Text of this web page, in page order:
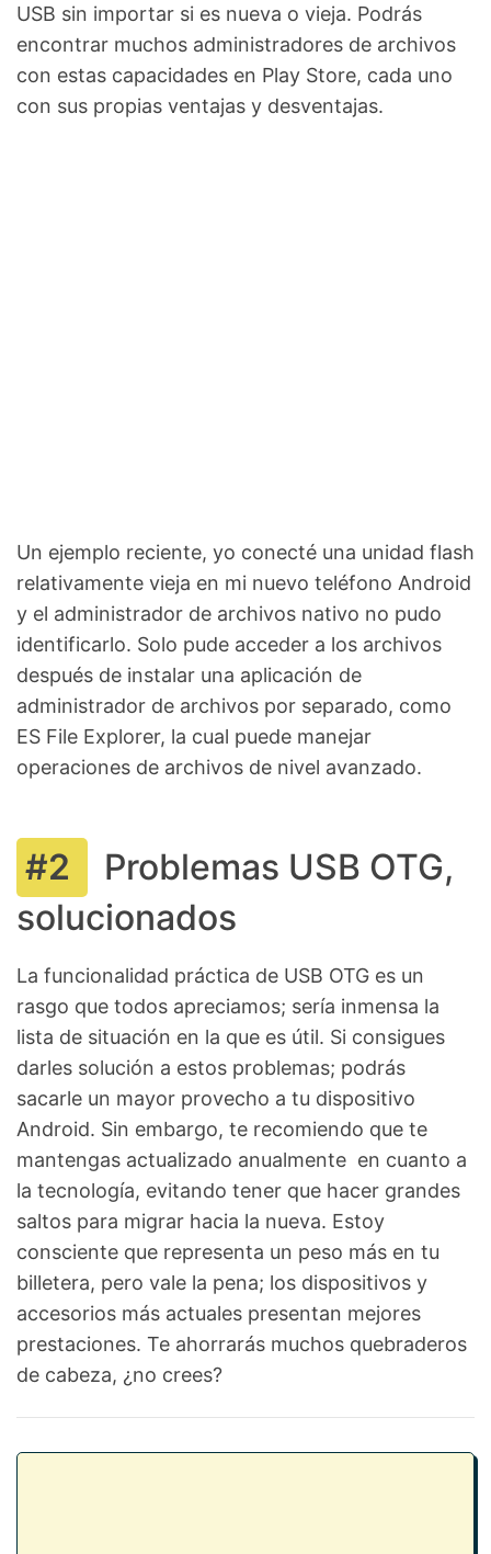
USB sin importar si es nueva o vieja. Podrás
encontrar muchos administradores de archivos
con estas capacidades en Play Store, cada uno
con sus propias ventajas y desventajas.
Un ejemplo reciente, yo conecté una unidad flash
relativamente vieja en mi nuevo teléfono Android
y el administrador de archivos nativo no pudo
identificarlo. Solo pude acceder a los archivos
después de instalar una aplicación de
administrador de archivos por separado, como
ES File Explorer, la cual puede manejar
operaciones de archivos de nivel avanzado.
Problemas USB OTG,
solucionados
La funcionalidad práctica de USB OTG es un
rasgo que todos apreciamos; sería inmensa la
lista de situación en la que es útil. Si consigues
darles solución a estos problemas; podrás
sacarle un mayor provecho a tu dispositivo
Android. Sin embargo, te recomiendo que te
mantengas actualizado anualmente en cuanto a
la tecnología, evitando tener que hacer grandes
saltos para migrar hacia la nueva. Estoy
consciente que representa un peso más en tu
billetera, pero vale la pena; los dispositivos y
accesorios más actuales presentan mejores
prestaciones. Te ahorrarás muchos quebraderos
de cabeza, ¿no crees?